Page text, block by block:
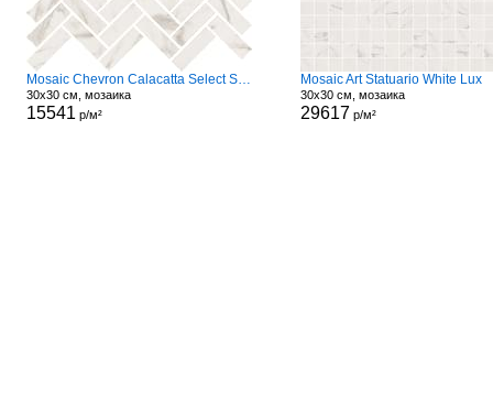
Mosaic Chevron Calacatta Select Sable
30x30 см, мозаика
15541 р/м²
Mosaic Art Statuario White Lux
30x30 см, мозаика
29617 р/м²